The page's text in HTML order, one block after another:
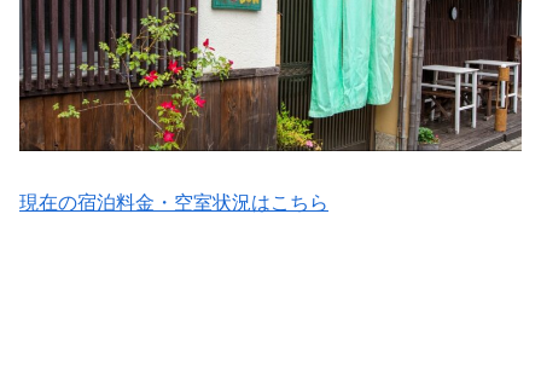
現在の宿泊料金・空室状況はこちら